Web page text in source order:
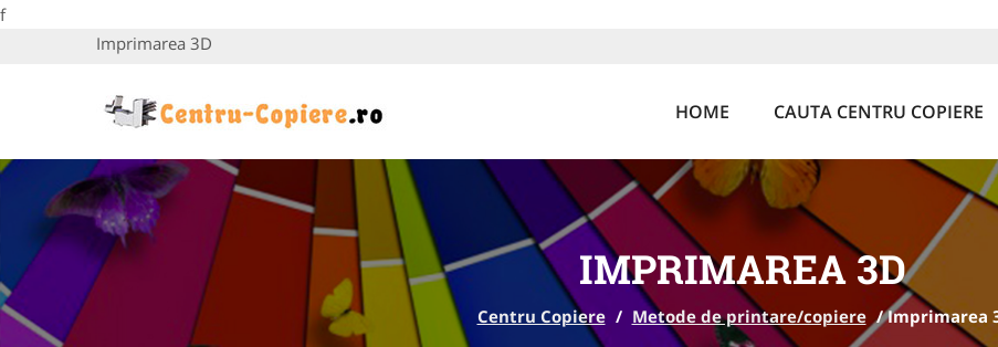
f
Imprimarea 3D
HOME CAUTA CENTRU COPIERE
IMPRIMAREA 3D
Centru Copiere / Metode de printare/copiere /Imprimarea